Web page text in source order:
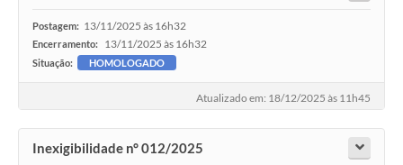
Postagem: 13/11/2025 às 16h32
Encerramento: 13/11/2025 às 16h32
Situação: HOMOLOGADO
Atualizado em: 18/12/2025 às 11h45
Inexigibilidade n° 012/2025